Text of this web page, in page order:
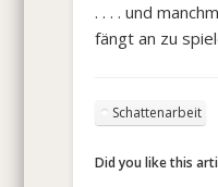
. . . . und
fängt an zu
Schattenarbeit
Did you like this